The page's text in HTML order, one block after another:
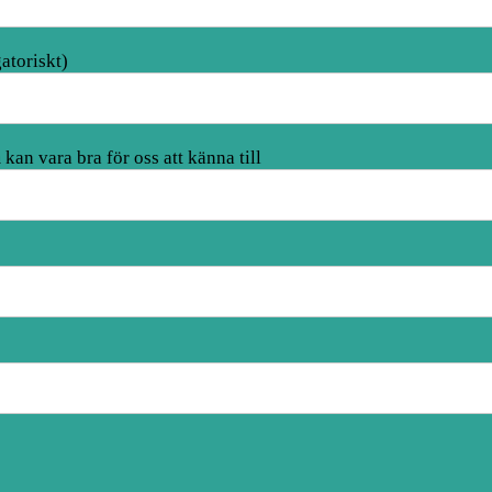
vara bra för oss att känna till